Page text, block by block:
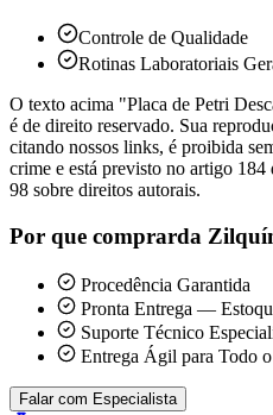
Controle de Qualidade
Rotinas Laboratoriais
O texto acima "Placa de Petri
é de direito reservado. Sua
citando nossos links, é proibida
crime e está previsto no artigo
98 sobre direitos autorais.
Por que comprarda
Procedência Garantida
Pronta Entrega —
Suporte Técnico
Entrega Ágil para Todo
Falar com Especialista